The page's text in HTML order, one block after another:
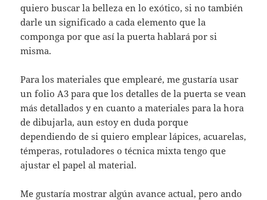
quiero buscar la belleza en lo exótico, si no también
darle un significado a cada elemento que la
componga por que así la puerta hablará por si
misma.
Para los materiales que emplearé, me gustaría usar
un folio A3 para que los detalles de la puerta se vean
más detallados y en cuanto a materiales para la hora
de dibujarla, aun estoy en duda porque
dependiendo de si quiero emplear lápices, acuarelas,
témperas, rotuladores o técnica mixta tengo que
ajustar el papel al material.
Me gustaría mostrar algún avance actual, pero ando